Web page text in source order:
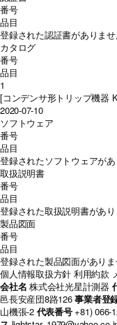
番号
品目
登録された認証書がありませ
カタログ
番号
品目
1
[コンデンサ形トリップ機器
2020-07-10
ソフトウェア
番号
品目
登録されたソフトウェアがあ
取扱説明書
番号
品目
登録された取扱説明書があり
製品図面
番号
品目
登録された製品図面がありま
個人情報取扱方針 利用約款
会社名 株式会社光星計測器
邑長安産団8路126事業者登
山機張-2 代表番号+81) 066-